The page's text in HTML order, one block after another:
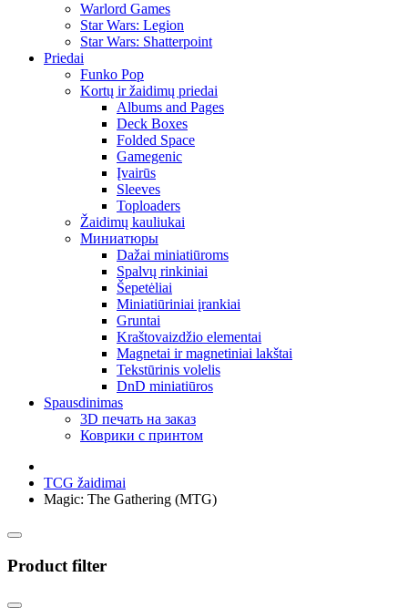
Warlord Games
Star Wars: Legion
Star Wars: Shatterpoint
Priedai
Funko Pop
Kortų ir žaidimų priedai
Albums and Pages
Deck Boxes
Folded Space
Gamegenic
Įvairūs
Sleeves
Toploaders
Žaidimų kauliukai
Миниатюры
Dažai miniatiūroms
Spalvų rinkiniai
Šepetėliai
Miniatiūriniai įrankiai
Gruntai
Kraštovaizdžio elementai
Magnetai ir magnetiniai lakštai
Tekstūrinis volelis
DnD miniatiūros
Spausdinimas
3D печать на заказ
Коврики с принтом
TCG žaidimai
Magic: The Gathering (MTG)
Product filter